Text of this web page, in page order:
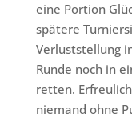
eine Portion
spätere
Verluststellung
Runde noch in
retten.
niemand ohne